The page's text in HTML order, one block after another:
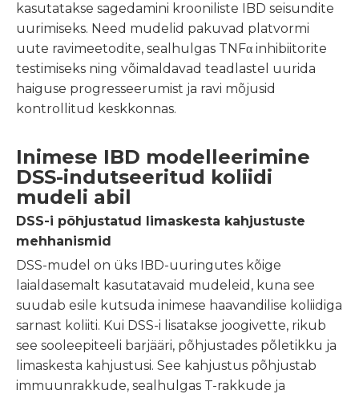
kasutatakse sagedamini krooniliste IBD seisundite
uurimiseks. Need mudelid pakuvad platvormi
uute ravimeetodite, sealhulgas TNFα inhibiitorite
testimiseks ning võimaldavad teadlastel uurida
haiguse progresseerumist ja ravi mõjusid
kontrollitud keskkonnas.
Inimese IBD modelleerimine
DSS-indutseeritud koliidi
mudeli abil
DSS-i põhjustatud limaskesta kahjustuste
mehhanismid
DSS-mudel on üks IBD-uuringutes kõige
laialdasemalt kasutatavaid mudeleid, kuna see
suudab esile kutsuda inimese haavandilise koliidiga
sarnast koliiti. Kui DSS-i lisatakse joogivette, rikub
see sooleepiteeli barjääri, põhjustades põletikku ja
limaskesta kahjustusi. See kahjustus põhjustab
immuunrakkude, sealhulgas T-rakkude ja